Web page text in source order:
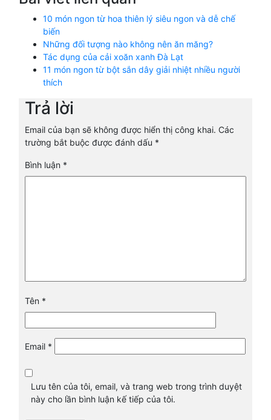
10 món ngon từ hoa thiên lý siêu ngon và dễ chế
biến
Những đối tượng nào không nên ăn măng?
Tác dụng của cải xoăn xanh Đà Lạt
11 món ngon từ bột sắn dây giải nhiệt nhiều người
thích
Trả lời
Email của bạn sẽ không được hiển thị công khai. Các
trường bắt buộc được đánh dấu *
Bình luận *
Tên *
Email *
Lưu tên của tôi, email, và trang web trong trình duyệt
này cho lần bình luận kế tiếp của tôi.